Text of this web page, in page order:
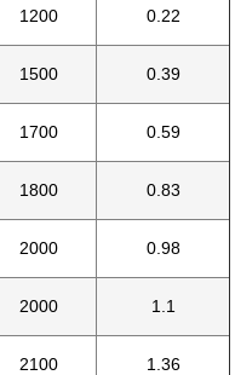
0.22
1200
0.39
1500
0.59
1700
0.83
1800
0.98
2000
1.1
2000
1.36
2100